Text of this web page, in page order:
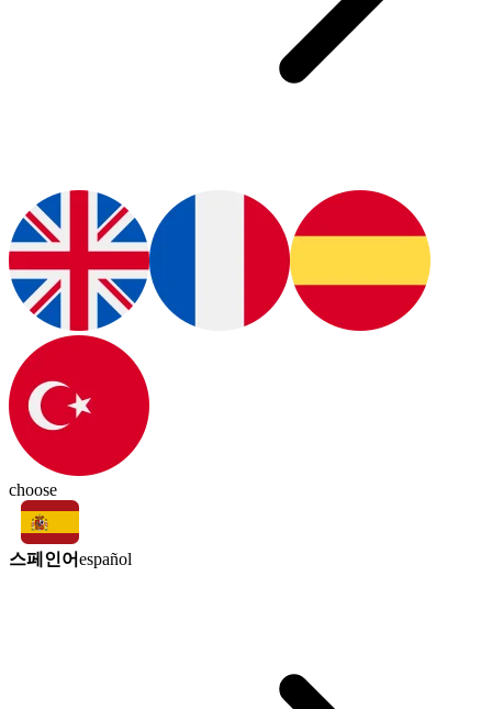
choose
스페인어español